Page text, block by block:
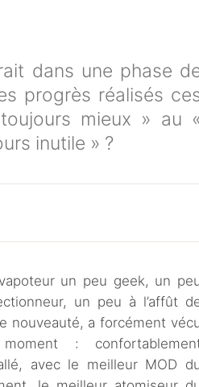
dans une phase
progrès réalisés
mieux » au
inutile » ?
un peu geek, un
un peu à l’affût
nouveauté, a forcément
:
avec le meilleur MOD